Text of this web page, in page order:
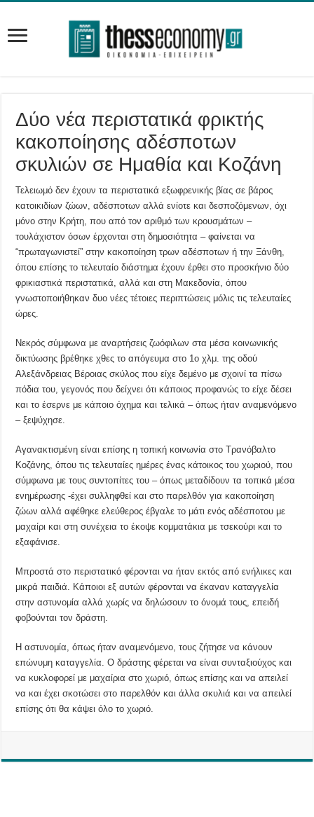
Δύο νέα περιστατικά φρικτής
κακοποίησης αδέσποτων
σκυλιών σε Ημαθία και Κοζάνη
Τελειωμό δεν έχουν τα περιστατικά εξωφρενικής βίας σε βάρος
κατοικιδίων ζώων, αδέσποτων αλλά ενίοτε και δεσποζόμενων, όχι
μόνο στην Κρήτη, που από τον αριθμό των κρουσμάτων –
τουλάχιστον όσων έρχονται στη δημοσιότητα – φαίνεται να
“πρωταγωνιστεί” στην κακοποίηση τρων αδέσποτων ή την Ξάνθη,
όπου επίσης το τελευταίο διάστημα έχουν έρθει στο προσκήνιο δύο
φρικιαστικά περιστατικά, αλλά και στη Μακεδονία, όπου
γνωστοποιήθηκαν δυο νέες τέτοιες περιπτώσεις μόλις τις τελευταίες
ώρες.
Νεκρός σύμφωνα με αναρτήσεις ζωόφιλων στα μέσα κοινωνικής
δικτύωσης βρέθηκε χθες το απόγευμα στο 1ο χλμ. της οδού
Αλεξάνδρειας Βέροιας σκύλος που είχε δεμένο με σχοινί τα πίσω
πόδια του, γεγονός που δείχνει ότι κάποιος προφανώς το είχε δέσει
και το έσερνε με κάποιο όχημα και τελικά – όπως ήταν αναμενόμενο
– ξεψύχησε.
Αγανακτισμένη είναι επίσης η τοπική κοινωνία στο Τρανόβαλτο
Κοζάνης, όπου τις τελευταίες ημέρες ένας κάτοικος του χωριού, που
σύμφωνα με τους συντοπίτες του – όπως μεταδίδουν τα τοπικά μέσα
ενημέρωσης -έχει συλληφθεί και στο παρελθόν για κακοποίηση
ζώων αλλά αφέθηκε ελεύθερος έβγαλε το μάτι ενός αδέσποτου με
μαχαίρι και στη συνέχεια το έκοψε κομματάκια με τσεκούρι και το
εξαφάνισε.
Μπροστά στο περιστατικό φέρονται να ήταν εκτός από ενήλικες και
μικρά παιδιά. Κάποιοι εξ αυτών φέρονται να έκαναν καταγγελία
στην αστυνομία αλλά χωρίς να δηλώσουν το όνομά τους, επειδή
φοβούνται τον δράστη.
Η αστυνομία, όπως ήταν αναμενόμενο, τους ζήτησε να κάνουν
επώνυμη καταγγελία. O δράστης φέρεται να είναι συνταξιούχος και
να κυκλοφορεί με μαχαίρια στο χωριό, όπως επίσης και να απειλεί
να και έχει σκοτώσει στο παρελθόν και άλλα σκυλιά και να απειλεί
επίσης ότι θα κάψει όλο το χωριό.